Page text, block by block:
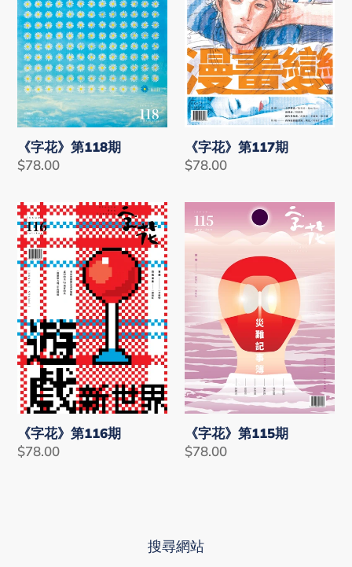
期
《字花》第118期
Regular
$78.00
期
《字花》第117期
Regular
$78.00
《字
花》
第
116
期
《字花》第116期
Regular
$78.00
《字
花》
第
115
期
《字花》第115期
Regular
$78.00
搜尋網站